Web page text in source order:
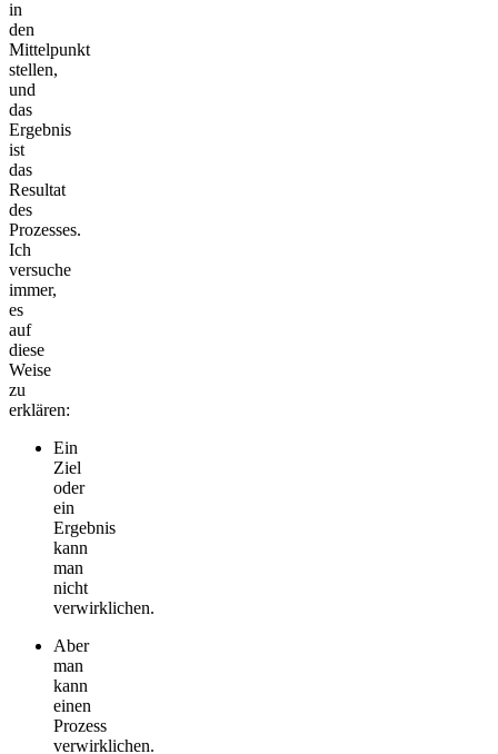
in
den
Mittelpunkt
stellen,
und
das
Ergebnis
ist
das
Resultat
des
Prozesses.
Ich
versuche
immer,
es
auf
diese
Weise
zu
erklären:
Ein
Ziel
oder
ein
Ergebnis
kann
man
nicht
verwirklichen.
Aber
man
kann
einen
Prozess
verwirklichen.